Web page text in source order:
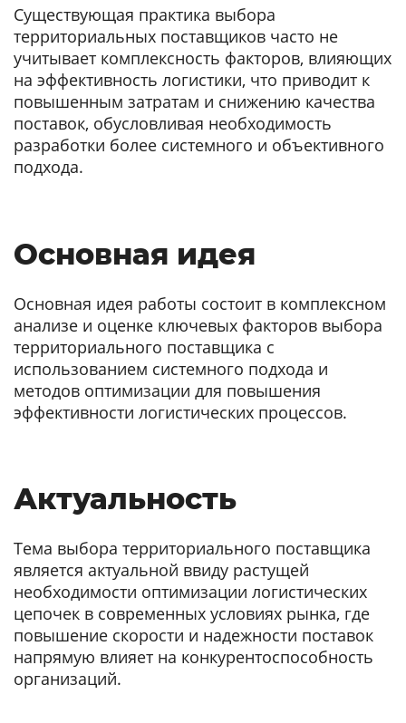
Существующая практика выбора
территориальных поставщиков часто не
учитывает комплексность факторов, влияющих
на эффективность логистики, что приводит к
повышенным затратам и снижению качества
поставок, обусловливая необходимость
разработки более системного и объективного
подхода.
Основная идея
Основная идея работы состоит в комплексном
анализе и оценке ключевых факторов выбора
территориального поставщика с
использованием системного подхода и
методов оптимизации для повышения
эффективности логистических процессов.
Актуальность
Тема выбора территориального поставщика
является актуальной ввиду растущей
необходимости оптимизации логистических
цепочек в современных условиях рынка, где
повышение скорости и надежности поставок
напрямую влияет на конкурентоспособность
организаций.